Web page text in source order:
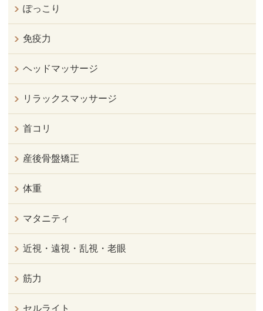
ぽっこり
免疫力
ヘッドマッサージ
リラックスマッサージ
首コリ
産後骨盤矯正
体重
マタニティ
近視・遠視・乱視・老眼
筋力
セルライト